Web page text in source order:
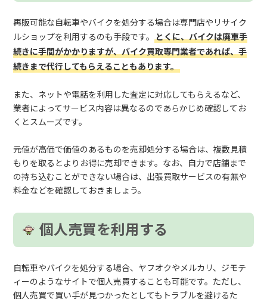
再販可能な自転車やバイクを処分する場合は専門店やリサイク
ルショップを利用するのも手段です。とくに、バイクは廃車手
続きに手間がかかりますが、バイク買取専門業者であれば、手
続きまで代行してもらえることもあります。
また、ネットや電話を利用した査定に対応してもらえるなど、
業者によってサービス内容は異なるのであらかじめ確認してお
くとスムーズです。
元値が高価で価値のあるものを売却処分する場合は、複数見積
もりを取るとよりお得に売却できます。なお、自力で店舗まで
の持ち込むことができない場合は、出張買取サービスの有無や
料金などを確認しておきましょう。
個人売買を利用する
自転車やバイクを処分する場合、ヤフオクやメルカリ、ジモテ
ィーのようなサイトで個人売買することも可能です。ただし、
個人売買で買い手が見つかったとしてもトラブルを避けるた